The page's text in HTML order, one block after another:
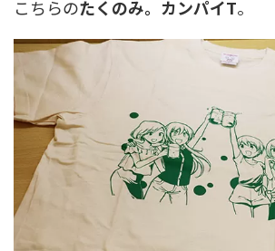
こちらのたくのみ。カンパイT。